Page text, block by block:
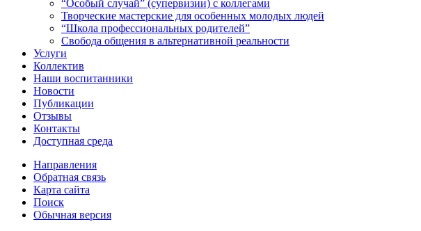
“Особый случай” (супервизии) с коллегами
Творческие мастерские для особенных молодых людей
“Школа профессиональных родителей”
Свобода общения в альтернативной реальности
Услуги
Коллектив
Наши воспитанники
Новости
Публикации
Отзывы
Контакты
Доступная среда
Направления
Обратная связь
Карта сайта
Поиск
Обычная версия